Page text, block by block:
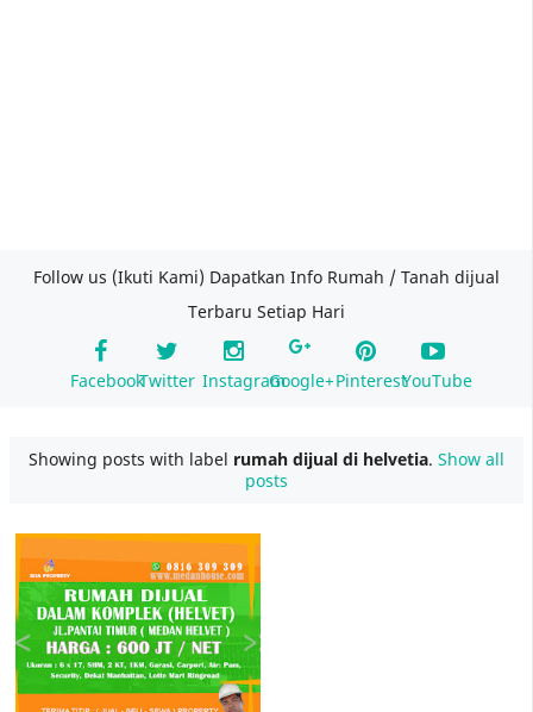
Follow us (Ikuti Kami) Dapatkan Info Rumah / Tanah dijual
Terbaru Setiap Hari
FacebookTwitter InstagramGoogle+PinterestYouTube
Showing posts with label rumah dijual di helvetia. Show all
posts